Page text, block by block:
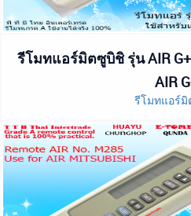
รีโมทแอร์มิตซูบิชิ รุ่น AIR
AIR
รีโมทแอร์